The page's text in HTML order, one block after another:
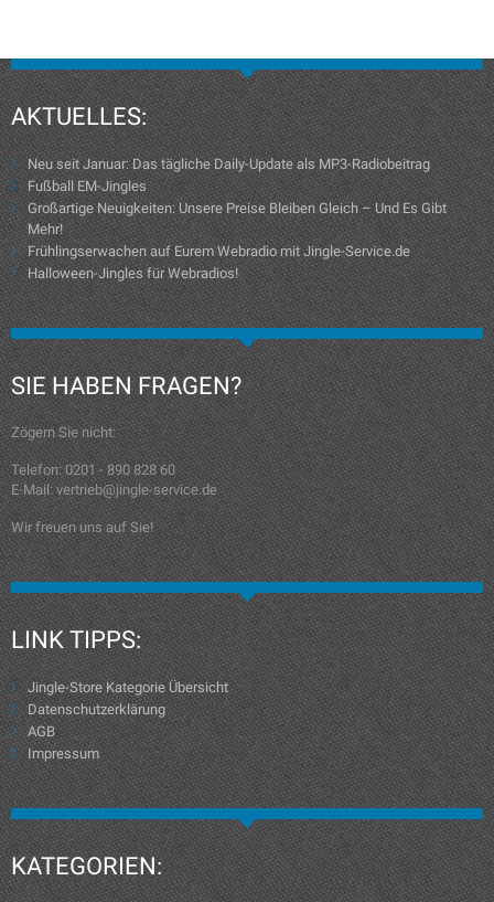
AKTUELLES:
Neu seit Januar: Das tägliche Daily-Update als MP3-Radiobeitrag
Fußball EM-Jingles
Großartige Neuigkeiten: Unsere Preise Bleiben Gleich – Und Es Gibt
Mehr!
Frühlingserwachen auf Eurem Webradio mit Jingle-Service.de
Halloween-Jingles für Webradios!
SIE HABEN FRAGEN?
Zögern Sie nicht:
Telefon: 0201 - 890 828 60
E-Mail: vertrieb@jingle-service.de
Wir freuen uns auf Sie!
LINK TIPPS:
Jingle-Store Kategorie Übersicht
Datenschutzerklärung
AGB
Impressum
KATEGORIEN: